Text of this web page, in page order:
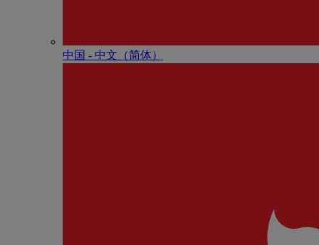
中国 - 中⽂（简体）